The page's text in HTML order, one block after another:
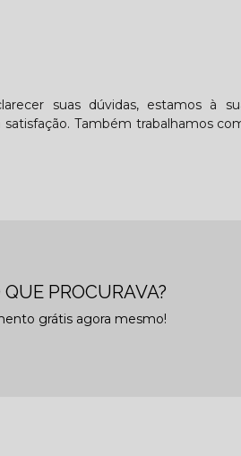
suas dúvidas, estamos à
Também trabalhamos
PROCURAVA?
grátis agora mesmo!